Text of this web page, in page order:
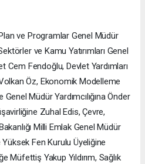
ve Programlar Genel Müdür
ve Kamu Yatırımları Genel
Cem Fendoğlu, Devlet Yardımları
Volkan Öz, Ekonomik Modelleme
Müdür Yardımcılığına Önder
Zuhal Edis, Çevre,
Milli Emlak Genel Müdür
Yüksek Fen Kurulu Üyeliğine
Müfettiş Yakup Yıldırım, Sağlık